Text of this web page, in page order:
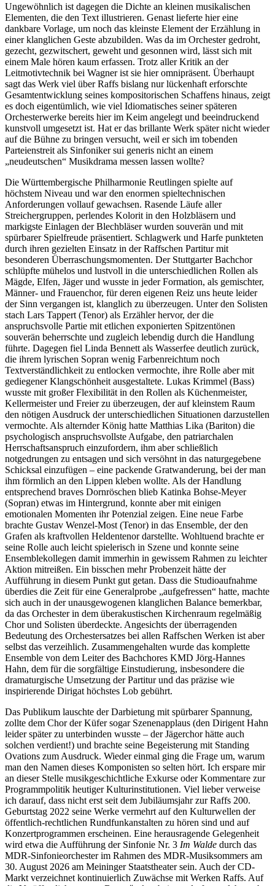
Ungewöhnlich ist dagegen die Dichte an kleinen musikalischen
Elementen, die den Text illustrieren. Genast lieferte hier eine
dankbare Vorlage, um noch das kleinste Element der Erzählung in
einer klanglichen Geste abzubilden. Was da im Orchester gedroht,
gezecht, gezwitschert, geweht und gesonnen wird, lässt sich mit
einem Male hören kaum erfassen. Trotz aller Kritik an der
Leitmotivtechnik bei Wagner ist sie hier omnipräsent. Überhaupt
sagt das Werk viel über Raffs bislang nur lückenhaft erforschte
Gesamtentwicklung seines kompositorischen Schaffens hinaus, zeigt
es doch eigentümlich, wie viel Idiomatisches seiner späteren
Orchesterwerke bereits hier im Keim angelegt und beeindruckend
kunstvoll umgesetzt ist. Hat er das brillante Werk später nicht wieder
auf die Bühne zu bringen versucht, weil er sich im tobenden
Parteienstreit als Sinfoniker sui generis nicht an einem
„neudeutschen“ Musikdrama messen lassen wollte?
Die Württembergische Philharmonie Reutlingen spielte auf
höchstem Niveau und war den enormen spieltechnischen
Anforderungen vollauf gewachsen. Rasende Läufe aller
Streichergruppen, perlendes Kolorit in den Holzbläsern und
markigste Einlagen der Blechbläser wurden souverän und mit
spürbarer Spielfreude präsentiert. Schlagwerk und Harfe punkteten
durch ihren gezielten Einsatz in der Raffschen Partitur mit
besonderen Überraschungsmomenten. Der Stuttgarter Bachchor
schlüpfte mühelos und lustvoll in die unterschiedlichen Rollen als
Mägde, Elfen, Jäger und wusste in jeder Formation, als gemischter,
Männer- und Frauenchor, für deren eigenen Reiz uns heute leider
der Sinn vergangen ist, klanglich zu überzeugen. Unter den Solisten
stach Lars Tappert (Tenor) als Erzähler hervor, der die
anspruchsvolle Partie mit etlichen exponierten Spitzentönen
souverän beherrschte und zugleich lebendig durch die Handlung
führte. Dagegen fiel Linda Bennett als Wasserfee deutlich zurück,
die ihrem lyrischen Sopran wenig Farbenreichtum noch
Textverständlichkeit zu entlocken vermochte, ihre Rolle aber mit
gediegener Klangschönheit ausgestaltete. Lukas Krimmel (Bass)
wusste mit großer Flexibilität in den Rollen als Küchenmeister,
Kellermeister und Freier zu überzeugen, der auf kleinstem Raum
den nötigen Ausdruck der unterschiedlichen Situationen darzustellen
vermochte. Als alternder König hatte Matthias Lika (Bariton) die
psychologisch anspruchsvollste Aufgabe, den patriarchalen
Herrschaftsanspruch einzufordern, ihm aber schließlich
notgedrungen zu entsagen und sich versöhnt in das naturgegebene
Schicksal einzufügen – eine packende Gratwanderung, bei der man
ihm förmlich an den Lippen kleben wollte. Als der Handlung
entsprechend braves Dornröschen blieb Katinka Bohse-Meyer
(Sopran) etwas im Hintergrund, konnte aber mit einigen
emotionalen Momenten ihr Potenzial zeigen. Eine neue Farbe
brachte Gustav Wenzel-Most (Tenor) in das Ensemble, der den
Grafen als kraftvollen Heldentenor darstellte. Wohltuend brachte er
seine Rolle auch leicht spielerisch in Szene und konnte seine
Ensemblekollegen damit immerhin in gewissem Rahmen zu leichter
Aktion mitreißen. Ein bisschen mehr Probenzeit hätte der
Aufführung in diesem Punkt gut getan. Dass die Studioaufnahme
überdies die Zeit für eine Generalprobe „aufgefressen“ hatte, machte
sich auch in der unausgewogenen klanglichen Balance bemerkbar,
da das Orchester in dem überakustischen Kirchenraum regelmäßig
Chor und Solisten überdeckte. Angesichts der überragenden
Bedeutung des Orchestersatzes bei allen Raffschen Werken ist aber
selbst das verzeihlich. Zusammengehalten wurde das komplette
Ensemble von dem Leiter des Bachchores KMD Jörg-Hannes
Hahn, dem für die sorgfältige Einstudierung, insbesondere die
dramaturgische Umsetzung der Partitur und das präzise wie
inspirierende Dirigat höchstes Lob gebührt.
Das Publikum lauschte der Darbietung mit spürbarer Spannung,
zollte dem Chor der Küfer sogar Szenenapplaus (den Dirigent Hahn
leider später zu unterbinden wusste – der Jägerchor hätte auch
solchen verdient!) und brachte seine Begeisterung mit Standing
Ovations zum Ausdruck. Wieder einmal ging die Frage um, warum
man den Namen dieses Komponisten so selten hört. Ich erspare mir
an dieser Stelle musikgeschichtliche Exkurse oder Kommentare zur
Programmpolitik heutiger Kulturinstitutionen. Viel lieber verweise
ich darauf, dass nicht erst seit dem Jubiläumsjahr zur Raffs 200.
Geburtstag 2022 seine Werke vermehrt auf den Kulturwellen der
öffentlich-rechtlichen Rundfunkanstalten zu hören sind und auf
Konzertprogrammen erscheinen. Eine herausragende Gelegenheit
wird etwa die Aufführung der Sinfonie Nr. 3 Im Walde durch das
MDR-Sinfonieorchester im Rahmen des MDR-Musiksommers am
30. August 2026 am Meininger Staatstheater sein. Auch der CD-
Markt verzeichnet kontinuierlich Zuwächse mit Werken Raffs. Auf